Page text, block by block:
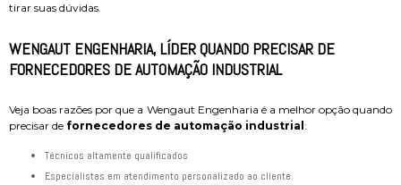
tirar suas dúvidas.
WENGAUT ENGENHARIA, LÍDER QUANDO PRECISAR DE
FORNECEDORES DE AUTOMAÇÃO INDUSTRIAL
Veja boas razões por que a Wengaut Engenharia é a melhor opção quando
precisar de fornecedores de automação industrial :
técnicos altamente qualificados
especialistas em atendimento personalizado ao cliente